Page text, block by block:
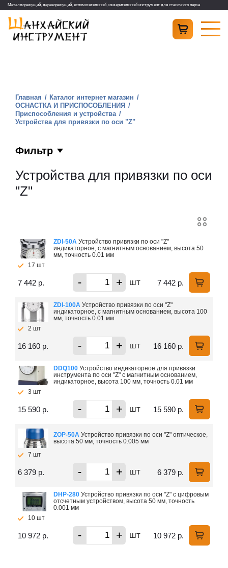
Металлорежущий, дереворежущий, вспомогательный, измерительный инструмент для станочного парка
Главная
Каталог интернет магазин
ОСНАСТКА И ПРИСПОСОБЛЕНИЯ
Приспособления и устройства
Устройства для привязки по оси "Z"
Фильтр
Устройства для привязки по оси
"Z"
ZDI-50A Устройство привязки по оси "Z"
индикаторное, с магнитным основанием, высота 50
мм, точность 0.01 мм
17 шт
7 442 р. - + шт 7 442 р.
ZDI-100A Устройство привязки по оси "Z"
индикаторное, с магнитным основанием, высота 100
мм, точность 0.01 мм
2 шт
16 160 р. - + шт 16 160 р.
DDQ100 Устройство индикаторное для привязки
инструмента по оси "Z" с магнитным основанием,
индикаторное, высота 100 мм, точность 0.01 мм
3 шт
15 590 р. - + шт 15 590 р.
ZOP-50A Устройство привязки по оси "Z" оптическое,
высота 50 мм, точность 0.005 мм
7 шт
6 379 р. - + шт 6 379 р.
DHP-280 Устройство привязки по оси "Z" с цифровым
отсчетным устройством, высота 50 мм, точность
0.001 мм
10 шт
10 972 р. - + шт 10 972 р.